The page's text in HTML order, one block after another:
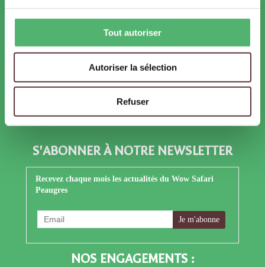
Tout autoriser
Autoriser la sélection
Refuser
SUIVEZ-NOUS !
Instagram
YouTube LinkedIn X
S'ABONNER À NOTRE NEWSLETTER
Recevez chaque mois les actualités du Wow Safari
Peaugres
NOS ENGAGEMENTS :